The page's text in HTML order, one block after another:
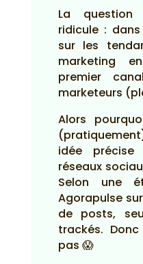
La
ridicule :
sur les
marketing
premier
marketeurs
Alors
idée
réseaux
Selon une
Agorapulse
de posts,
trackés.
pas 😱